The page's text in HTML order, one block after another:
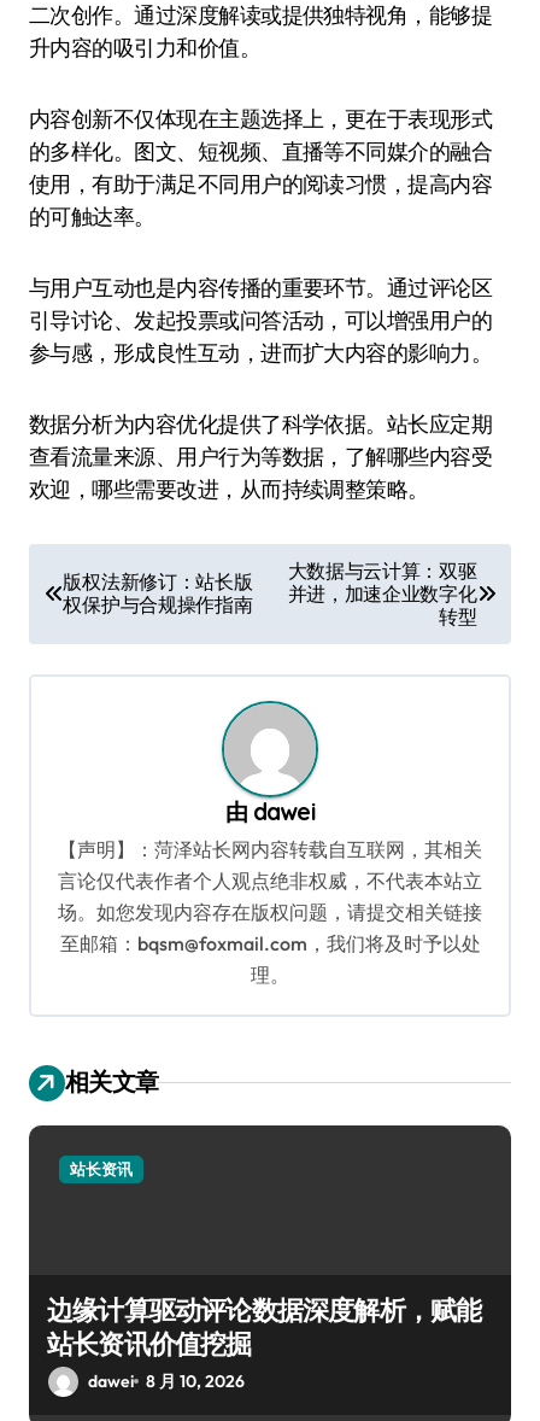
二次创作。通过深度解读或提供独特视角，能够提
升内容的吸引力和价值。
内容创新不仅体现在主题选择上，更在于表现形式
的多样化。图文、短视频、直播等不同媒介的融合
使用，有助于满足不同用户的阅读习惯，提高内容
的可触达率。
与用户互动也是内容传播的重要环节。通过评论区
引导讨论、发起投票或问答活动，可以增强用户的
参与感，形成良性互动，进而扩大内容的影响力。
数据分析为内容优化提供了科学依据。站长应定期
查看流量来源、用户行为等数据，了解哪些内容受
欢迎，哪些需要改进，从而持续调整策略。
章
导
航
版权法新修订：站长版
权保护与合规操作指南
大数据与云计算：双驱
并进，加速企业数字化
转型
由 dawei
【声明】：菏泽站长网内容转载自互联网，其相关
言论仅代表作者个人观点绝非权威，不代表本站立
场。如您发现内容存在版权问题，请提交相关链接
至邮箱：bqsm@foxmail.com，我们将及时予以处
理。
相关文章
站长资讯
边缘计算驱动评论数据深度解析，赋能
站长资讯价值挖掘
dawei 8 月 10, 2026